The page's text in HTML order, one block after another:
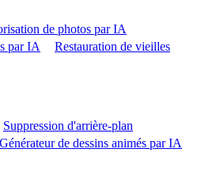
de photos par IA
par IA
Restauration de vieilles
Suppression d'arrière-plan
Générateur de dessins animés par IA